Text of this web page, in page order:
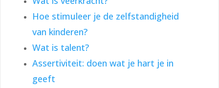
Hoe stimuleer je de zelfstandigheid
van kinderen?
Wat is talent?
Assertiviteit: doen wat je hart je in
geeft